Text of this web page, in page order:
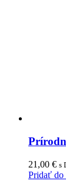
21,00 € s
Pridať do